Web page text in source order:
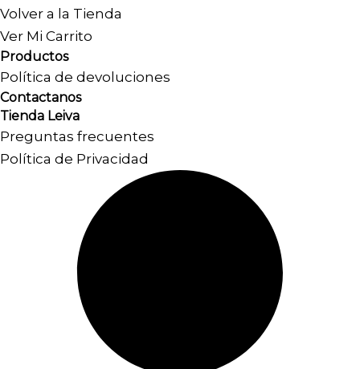
Volver a la Tienda
Ver Mi Carrito
Productos
Política de devoluciones
Contactanos
Tienda Leiva
Preguntas frecuentes
Política de Privacidad